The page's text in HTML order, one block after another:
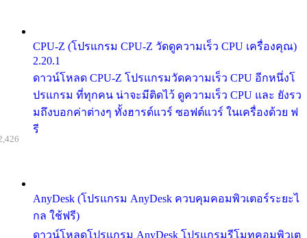
CPU-Z (โปรแกรม CPU-Z วัดดูความเร็ว CPU เครื่องคุณ)
2.20.1
ดาวน์โหลด CPU-Z โปรแกรมวัดความเร็ว CPU อีกหนึ่งโ
ปรแกรม ที่ทุกคน น่าจะมีติดไว้ ดูความเร็ว CPU และ ยังรว
มถึงบอกค่าต่างๆ ทั้งฮารด์แวร์ ซอฟต์แวร์ ในเครื่องด้วย ฟ
รี
AnyDesk (โปรแกรม AnyDesk ควบคุมคอมพิวเตอร์ระยะไ
กล ใช้ฟรี)
ดาวน์โหลดโปรแกรม AnyDesk โปรแกรมรีโมทคอมพิวเต